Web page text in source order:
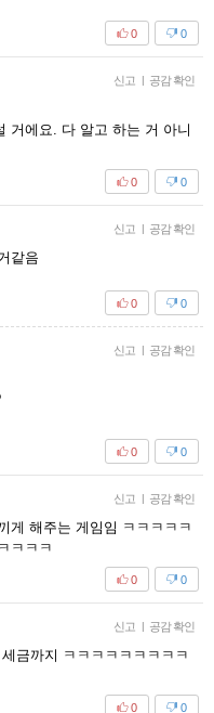
0
0
신고 | 공감 확인
거에요. 다 알고 하는 거 아니
0
0
신고 | 공감 확인
같음
0
0
신고 | 공감 확인
0
0
신고 | 공감 확인
게 해주는 게임임 ㅋㅋㅋㅋㅋ
ㅋㅋㅋ
0
0
신고 | 공감 확인
금까지 ㅋㅋㅋㅋㅋㅋㅋㅋㅋ
0
0